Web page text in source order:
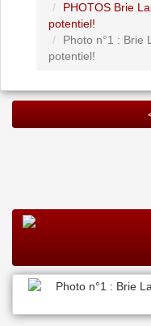
PHOTOS Brie
potentiel!
Photo n°1 : Brie
potentiel!